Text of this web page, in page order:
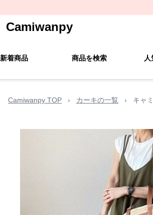
Camiwanpy
新着商品 商品を検索
Camiwanpy TOP › カーキの一覧 › キャ